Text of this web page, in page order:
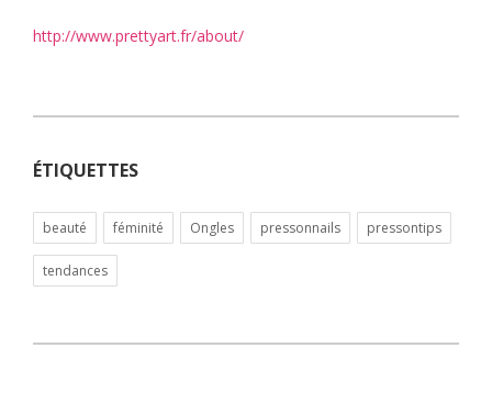
http://www.prettyart.fr/about/
ÉTIQUETTES
beauté féminité Ongles pressonnails pressontips
tendances